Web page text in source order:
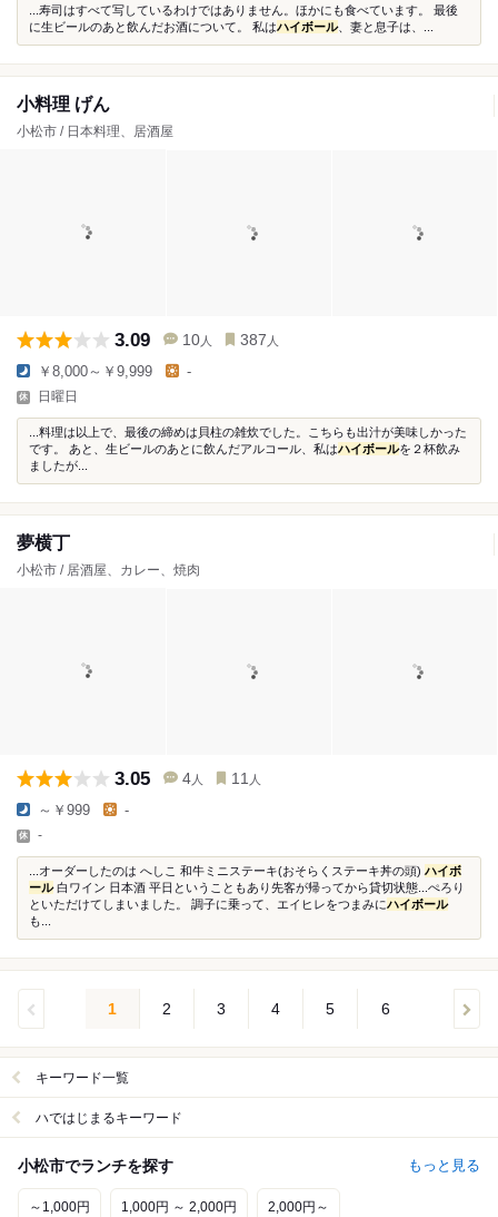
...寿司はすべて写しているわけではありません。ほかにも食べています。 最後
に生ビールのあと飲んだお酒について。 私はハイボール、妻と息子は、...
小料理 げん
小松市 / 日本料理、居酒屋
3.09 10 人 387 人
￥8,000～￥9,999 -
日曜日
...料理は以上で、最後の締めは貝柱の雑炊でした。こちらも出汁が美味しかった
です。 あと、生ビールのあとに飲んだアルコール、私はハイボールを２杯飲み
ましたが...
夢横丁
小松市 / 居酒屋、カレー、焼肉
3.05 4 人 11 人
～￥999 -
-
...オーダーしたのは へしこ 和牛ミニステーキ(おそらくステーキ丼の頭) ハイボ
ール白ワイン 日本酒 平日ということもあり先客が帰ってから貸切状態...ぺろり
といただけてしまいました。 調子に乗って、エイヒレをつまみにハイボール
も...
1 2 3 4 5 6
キーワード一覧
ハではじまるキーワード
小松市でランチを探す もっと見る
～1,000円 1,000円 ～ 2,000円 2,000円～